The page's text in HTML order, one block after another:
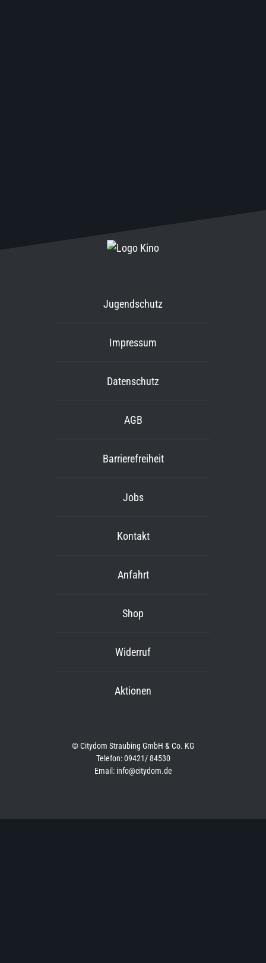
Jugendschutz
Impressum
Datenschutz
AGB
Barrierefreiheit
Jobs
Kontakt
Anfahrt
Shop
Widerruf
Aktionen
© Citydom Straubing GmbH & Co. KG
Telefon: 09421/ 84530
Email: info@citydom.de